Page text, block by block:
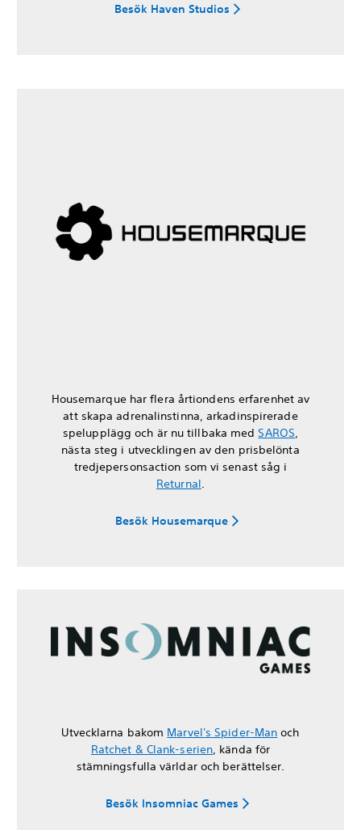
Besök Haven Studios
Housemarque har flera årtiondens erfarenhet av
att skapa adrenalinstinna, arkadinspirerade
spelupplägg och är nu tillbaka medSAROS,
nästa steg i utvecklingen av den prisbelönta
tredjepersonsaction som vi senast såg i
Returnal.
Besök Housemarque
Utvecklarna bakom Marvel's Spider-Man och
Ratchet & Clank-serien, kända för
stämningsfulla världar och berättelser.
Besök Insomniac Games